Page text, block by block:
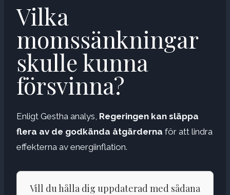
Vilka
momssänkningar
skulle kunna
försvinna?
Enligt Gestha analys, Regeringen kan släppa
flera av de godkända åtgärderna för att lindra
effekterna av energiinflation.
Vill du hålla dig uppdaterad med sådana